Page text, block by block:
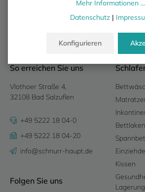
So erreichen Sie uns
Vlothoer Straße 4,
32108 Bad Salzuflen
+49 5222 18 04-0
+49 5222 18 04-20
info@schnurr-haupt.de
Folgen Sie uns
Bettlaken
Kissen
Mehr Informationen ...
Datenschutz |
Konfigurieren